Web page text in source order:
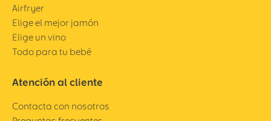
Airfryer
Elige el mejor jamón
Elige un vino
Todo para tu bebé
Atención al cliente
Contacta con nosotros